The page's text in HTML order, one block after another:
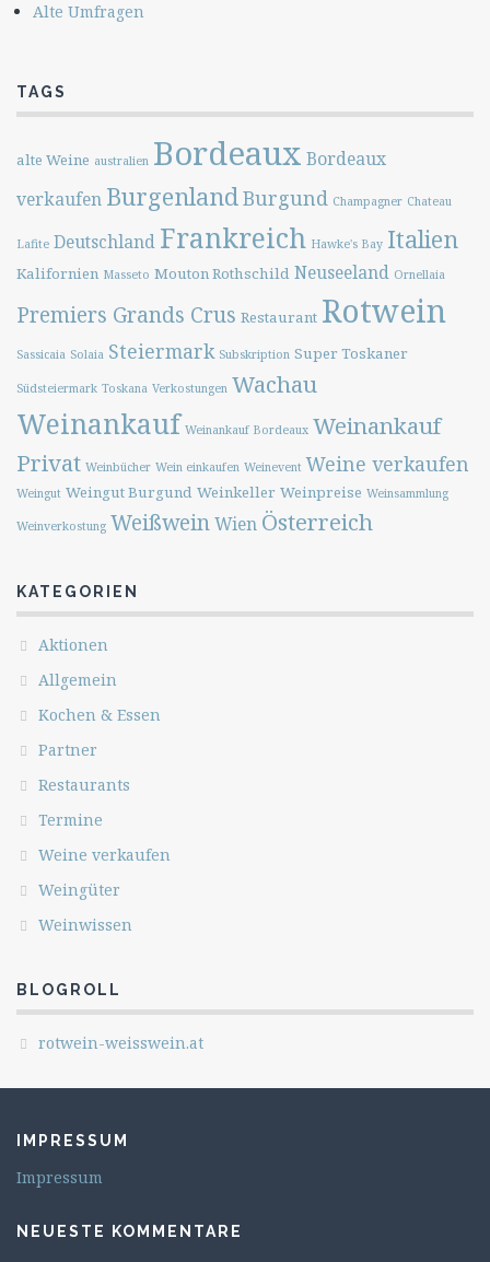
Alte Umfragen
TAGS
alte Weine australien Bordeaux Bordeaux
verkaufen BurgenlandBurgund Champagner Chateau
Lafite Deutschland Frankreich Hawke's Bay Italien
Kalifornien Masseto Mouton Rothschild Neuseeland Ornellaia
Premiers Grands Crus Restaurant Rotwein
Sassicaia Solaia Steiermark Subskription Super Toskaner
Südsteiermark Toskana Verkostungen Wachau
Weinankauf Weinankauf Bordeaux Weinankauf
Privat Weinbücher Wein einkaufen Weinevent Weine verkaufen
Weingut Weingut Burgund Weinkeller Weinpreise Weinsammlung
Weinverkostung WeißweinWien Österreich
KATEGORIEN
Aktionen
Allgemein
Kochen & Essen
Partner
Restaurants
Termine
Weine verkaufen
Weingüter
Weinwissen
BLOGROLL
rotwein-weisswein.at
IMPRESSUM
Impressum
NEUESTE KOMMENTARE